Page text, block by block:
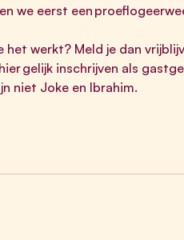
we eerst een
het werkt? Meld je dan
hiergelijk inschrijven als
niet Joke en Ibrahim.